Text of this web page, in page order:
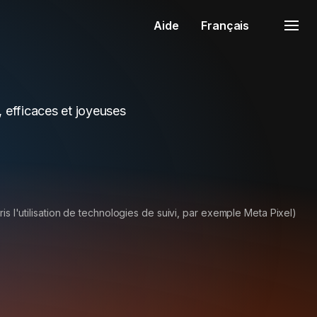
Aide Français
efficaces et joyeuses
l'utilisation de technologies de suivi, par exemple Meta Pixel)